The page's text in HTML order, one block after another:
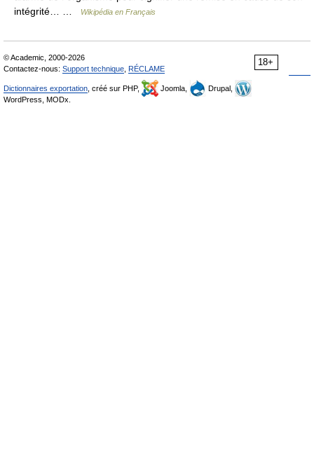
intégrité… …
Wikipédia en Français
18+
© Academic, 2000-2026
Contactez-nous: Support technique RÉCLAME
Dictionnaires exportation , créé sur PHP, Joomla,
Drupal,
WordPress, MODx.